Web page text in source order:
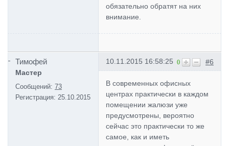
обязательно обратят на них
внимание.
Тимофей
Мастер
Сообщений: 73
Регистрация: 25.10.2015
#6
0
10.11.2015 16:58:25
В современных офисных
центрах практически в каждом
помещении жалюзи уже
предусмотрены, вероятно
сейчас это практически то же
самое, как и иметь